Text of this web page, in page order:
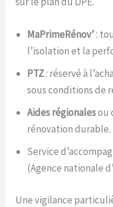
MaPrimeRénov’:
l’isolation et la
PTZ: réservé à
sous conditions de
Aides régionalesou
rénovation durable.
Service
(Agence nationale
Une vigilance